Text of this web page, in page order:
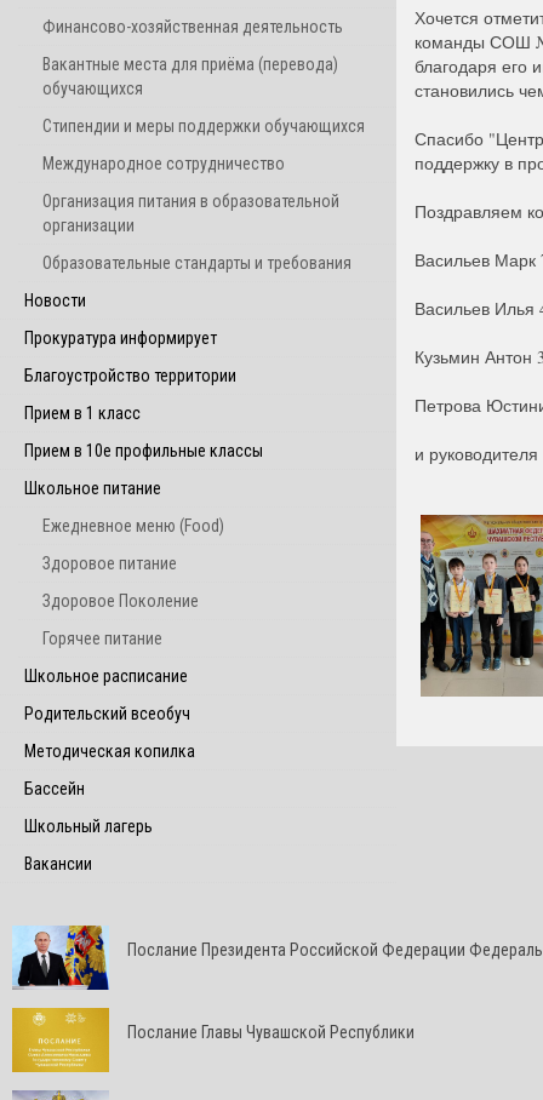
Финансово-хозяйственная деятельность
Вакантные места для приёма (перевода)
обучающихся
Стипендии и меры поддержки обучающихся
Международное сотрудничество
Организация питания в образовательной
организации
Образовательные стандарты и требования
Новости
Прокуратура информирует
Благоустройство территории
Прием в 1 класс
Прием в 10е профильные классы
Школьное питание
Ежедневное меню (Food)
Здоровое питание
Здоровое Поколение
Горячее питание
Школьное расписание
Родительский всеобуч
Методическая копилка
Бассейн
Школьный лагерь
Вакансии
Хочется
команды СОШ
благодаря его
становились
Спасибо
поддержку в
Поздравляем
Васильев Марк
Васильев Илья
Кузьмин Антон
Петрова
и
Послание Президента Российской Федерации
Послание Главы Чувашской Республики